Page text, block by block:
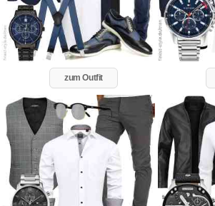
zum Outfit